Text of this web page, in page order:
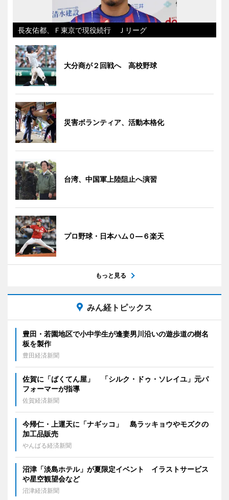
長友佑都、Ｆ東京で現役続行 Ｊリーグ
大分商が２回戦へ 高校野球
災害ボランティア、活動本格化
台湾、中国軍上陸阻止へ演習
プロ野球・日本ハム０―６楽天
もっと見る
みん経トピックス
豊田・若園地区で小中学生が逢妻男川沿いの遊歩道の樹名
板を製作
豊田経済新聞
佐賀に「ばくてん屋」 「シルク・ドゥ・ソレイユ」元パ
フォーマーが指導
佐賀経済新聞
今帰仁・上運天に「ナギッコ」 島ラッキョウやモズクの
加工品販売
やんばる経済新聞
沼津「淡島ホテル」が夏限定イベント イラストサービス
や星空観望会など
沼津経済新聞